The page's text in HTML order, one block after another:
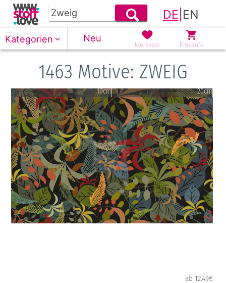
DE EN
Kategorien Neu
Merkliste Einkäufe
1463 Motive: ZWEIG
10cm 20cm
ab 12.49€